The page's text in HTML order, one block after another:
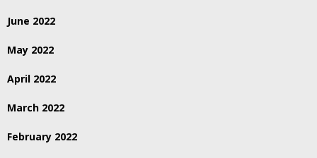
June 2022
May 2022
April 2022
March 2022
February 2022